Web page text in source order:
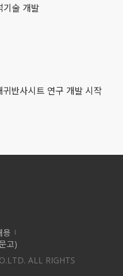
기술 개발
반사시트 연구 개발 시작
용
고)
ALL RIGHTS